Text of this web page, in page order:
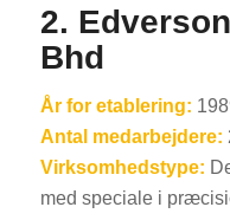
2.
Bhd
År for etablering:
Antal medarbejdere:
Virksomhedstype:
med speciale i